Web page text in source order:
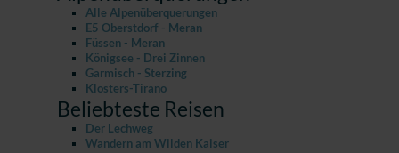
Alle Alpenüberquerungen
E5 Oberstdorf - Meran
Füssen - Meran
Königsee - Drei Zinnen
Garmisch - Sterzing
Klosters-Tirano
Beliebteste Reisen
Der Lechweg
Wandern am Wilden Kaiser